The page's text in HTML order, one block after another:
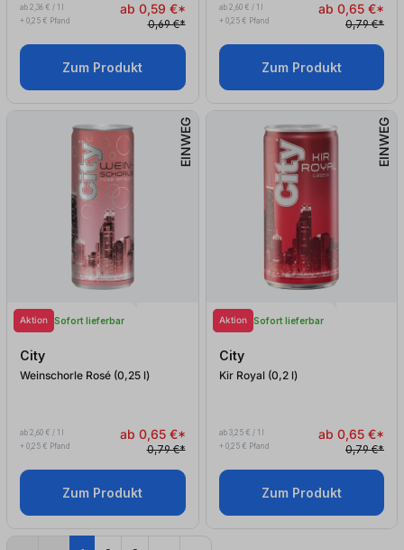
ab 2,36 € / 1 l
+ 0,25 € Pfand
ab 0,59 €*
0,69 €*
Zum Produkt
ab 2,60 € / 1 l
+ 0,25 € Pfand
ab 0,65 €*
0,79 €*
Zum Produkt
EINWEG
Aktion Sofort lieferbar
City
Weinschorle Rosé (0,25 l)
ab 2,60 € / 1 l
+ 0,25 € Pfand
ab 0,65 €*
0,79 €*
Zum Produkt
EINWEG
Aktion Sofort lieferbar
City
Kir Royal (0,2 l)
ab 3,25 € / 1 l
+ 0,25 € Pfand
ab 0,65 €*
0,79 €*
Zum Produkt